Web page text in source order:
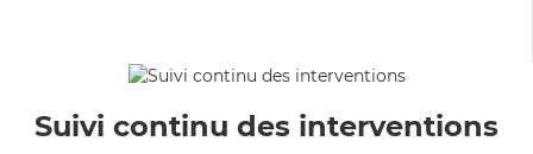
Suivi continu des interventions